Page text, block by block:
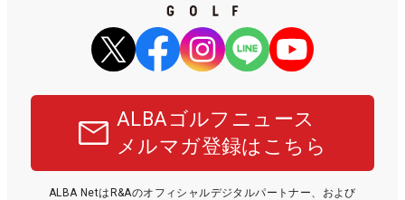
ALBAゴルフニュース
メルマガ登録はこちら
ALBA NetはR&Aのオフィシャルデジタルパートナー、および